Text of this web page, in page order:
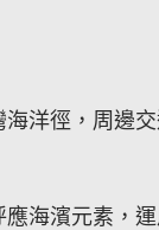
洋徑，周邊
海濱元素，